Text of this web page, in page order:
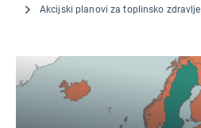
Akcijski planovi za toplinsko zdravlje